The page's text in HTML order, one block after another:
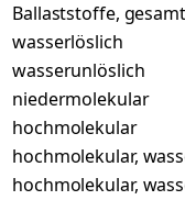
Ballaststoffe, gesamt
wasserlöslich
wasserunlöslich
niedermolekular
hochmolekular
hochmolekular,
hochmolekular,